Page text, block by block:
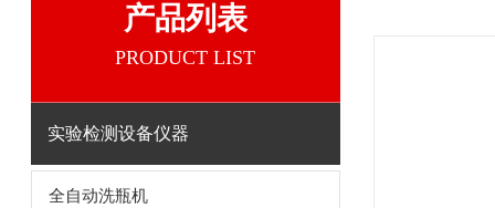
产品列表
PRODUCT LIST
实验检测设备仪器
全自动洗瓶机